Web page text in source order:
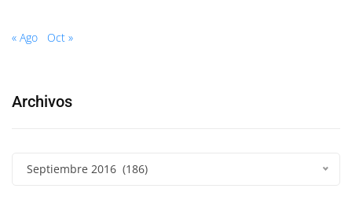
« Ago Oct »
Archivos
Septiembre 2016 (186)